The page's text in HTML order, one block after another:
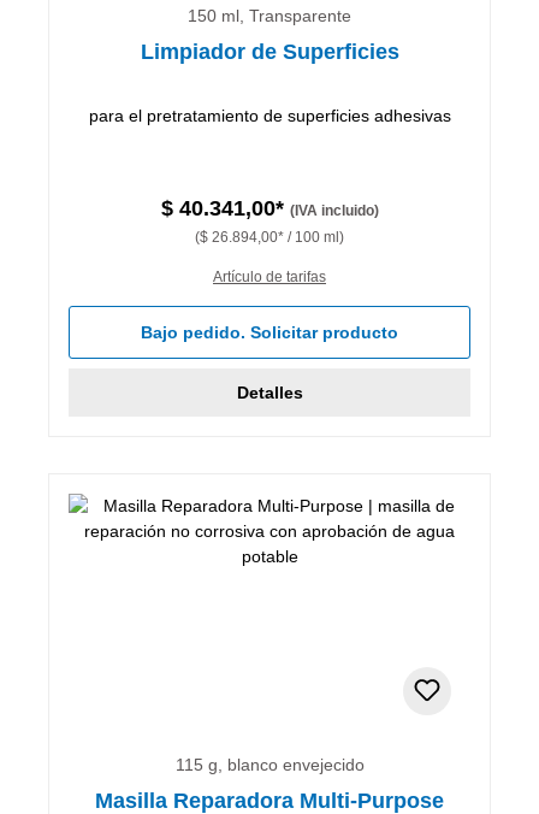
150 ml, Transparente
Limpiador de Superficies
para el pretratamiento de superficies adhesivas
$ 40.341,00* (IVA incluido)
($ 26.894,00* / 100 ml)
Artículo de tarifas
Bajo pedido. Solicitar producto
Detalles
115 g, blanco envejecido
Masilla Reparadora Multi-Purpose